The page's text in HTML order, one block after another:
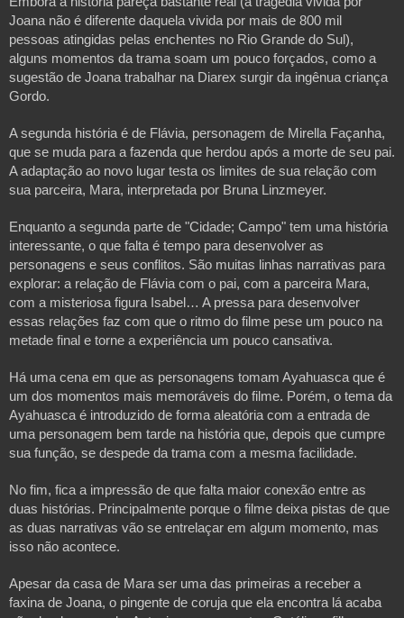
Joana não é diferente daquela vivida por mais de 800 mil
pessoas atingidas pelas enchentes no Rio Grande do Sul),
alguns momentos da trama soam um pouco forçados, como a
sugestão de Joana trabalhar na Diarex surgir da ingênua criança
Gordo.
A segunda história é de Flávia, personagem de Mirella Façanha,
que se muda para a fazenda que herdou após a morte de seu pai.
A adaptação ao novo lugar testa os limites de sua relação com
sua parceira, Mara, interpretada por Bruna Linzmeyer.
Enquanto a segunda parte de "Cidade; Campo" tem uma história
interessante, o que falta é tempo para desenvolver as
personagens e seus conflitos. São muitas linhas narrativas para
explorar: a relação de Flávia com o pai, com a parceira Mara,
com a misteriosa figura Isabel… A pressa para desenvolver
essas relações faz com que o ritmo do filme pese um pouco na
metade final e torne a experiência um pouco cansativa.
Há uma cena em que as personagens tomam Ayahuasca que é
um dos momentos mais memoráveis do filme. Porém, o tema da
Ayahuasca é introduzido de forma aleatória com a entrada de
uma personagem bem tarde na história que, depois que cumpre
sua função, se despede da trama com a mesma facilidade.
No fim, fica a impressão de que falta maior conexão entre as
duas histórias. Principalmente porque o filme deixa pistas de que
as duas narrativas vão se entrelaçar em algum momento, mas
isso não acontece.
Apesar da casa de Mara ser uma das primeiras a receber a
faxina de Joana, o pingente de coruja que ela encontra lá acaba